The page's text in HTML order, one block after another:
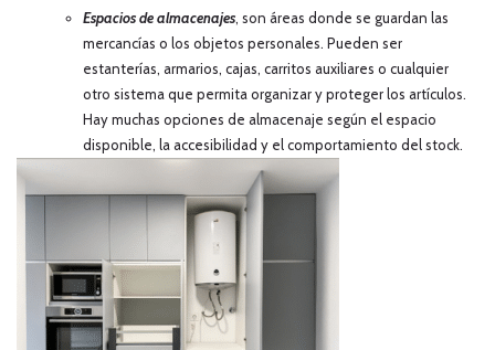
Espacios de almacenajes, son áreas donde se guardan las
mercancías o los objetos personales. Pueden ser
estanterías, armarios, cajas, carritos auxiliares o cualquier
otro sistema que permita organizar y proteger los artículos.
Hay muchas opciones de almacenaje según el espacio
disponible, la accesibilidad y el comportamiento del stock.